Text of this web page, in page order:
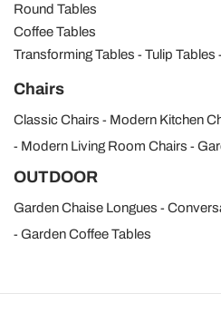
Round Tables
Coffee Tables
Transforming Tables
Tulip Tables
Chairs
Classic Chairs
Modern Kitchen
Modern Living Room Chairs
OUTDOOR
Garden Chaise Longues
Garden Coffee Tables